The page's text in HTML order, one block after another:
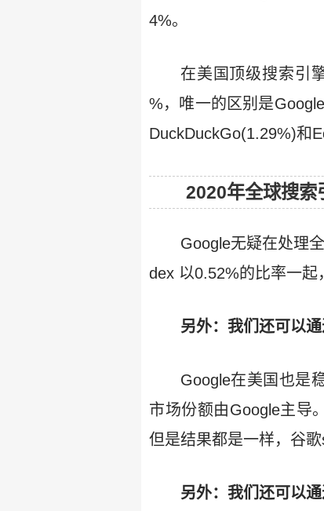
4%。
在美国顶级搜索引
%，唯一的区别是
DuckDuckGo(1.29%)和
2020年全球搜索
Google无疑在处理
dex 以0.52%的比率一起
另外：我们还可以
Google在美国也是
市场份额由Google主导
但是结果都是一样，谷
另外：我们还可以